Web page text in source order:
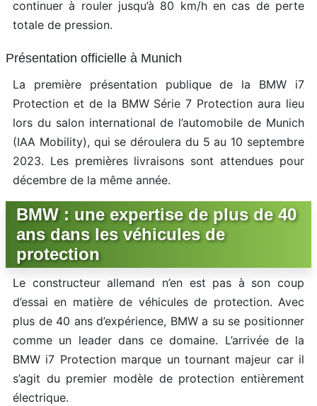
continuer à rouler jusqu’à 80 km/h en cas de perte
totale de pression.
Présentation officielle à Munich
La première présentation publique de la BMW i7
Protection et de la BMW Série 7 Protection aura lieu
lors du salon international de l’automobile de Munich
(IAA Mobility), qui se déroulera du 5 au 10 septembre
2023. Les premières livraisons sont attendues pour
décembre de la même année.
BMW : une expertise de plus de 40
ans dans les véhicules de
protection
Le constructeur allemand n’en est pas à son coup
d’essai en matière de véhicules de protection. Avec
plus de 40 ans d’expérience, BMW a su se positionner
comme un leader dans ce domaine. L’arrivée de la
BMW i7 Protection marque un tournant majeur car il
s’agit du premier modèle de protection entièrement
électrique.